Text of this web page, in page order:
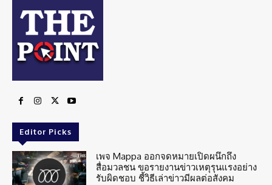
Editor Picks
เพจ Mappa ออกจดหมายเปิดผนึกถึง
สื่อมวลชน ขอรายงานข่าวเหตุรุนแรงอย่าง
รับผิดชอบ ชี้วิธีเล่าข่าวมีผลต่อสังคม